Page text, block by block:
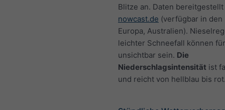
Blitze an. Daten
nowcast.de (verfügbar in den
Europa, Australien).
leichter Schneefall können
unsichtbar sein. Die
Niederschlagsintensität ist
und reicht von hellblau bis